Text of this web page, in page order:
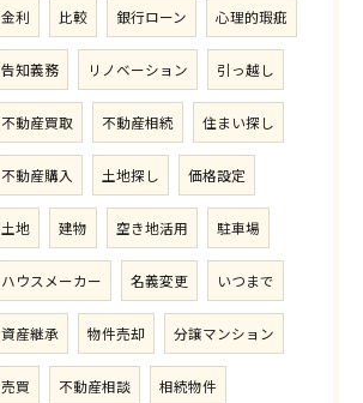
金利 比較 銀行ローン 心理的瑕疵
告知義務 リノベーション 引っ越し
不動産買取 不動産相続 住まい探し
不動産購入 土地探し 価格設定
土地 建物 空き地活用 駐車場
ハウスメーカー 名義変更 いつまで
資産継承 物件売却 分譲マンション
売買 不動産相談 相続物件